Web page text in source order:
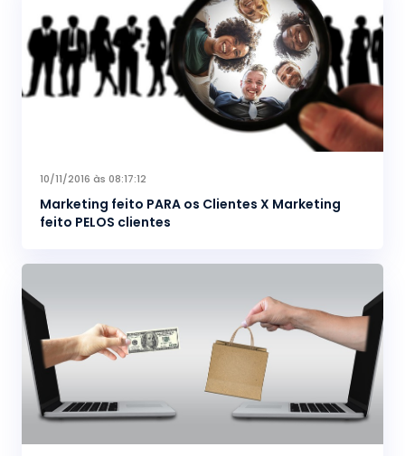
10/11/2016 às 08:17:12
Marketing feito PARA os Clientes X Marketing
feito PELOS clientes